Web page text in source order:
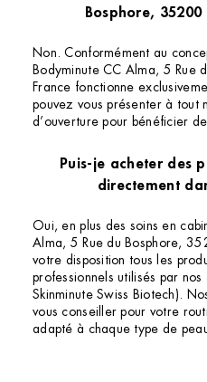
Bosphore, 35200
Non. Conformément au
Bodyminute CC Alma, 5 Rue
France fonctionne
pouvez vous présenter à tout
d’ouverture pour bénéficier
Puis-je acheter des
directement
Oui, en plus des soins en
Alma, 5 Rue du Bosphore,
votre disposition tous les
professionnels utilisés par
Skinminute Swiss Biotech).
vous conseiller pour votre
adapté à chaque type de